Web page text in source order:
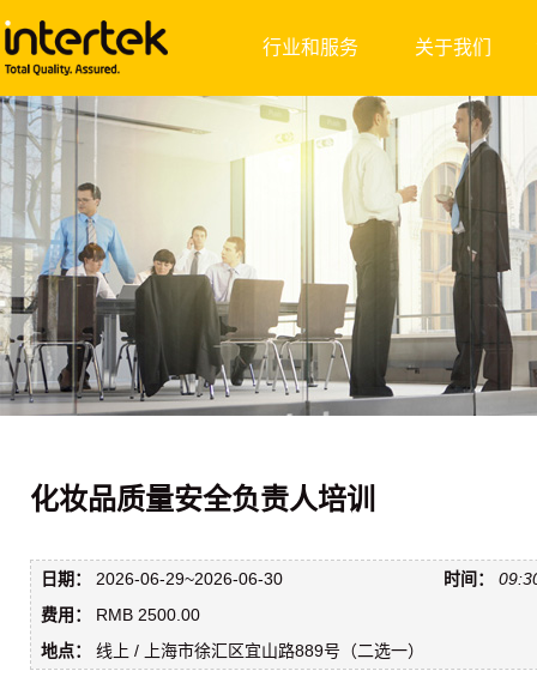
行业和服务 关于我们
化妆品质量安全负责人培训
日期： 2026-06-29~2026-06-30 时间：
费用：
RMB 2500.00
地点：
线上 / 上海市徐汇区宜山路889号（二选一）